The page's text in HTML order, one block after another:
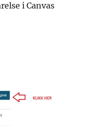
i Canvas